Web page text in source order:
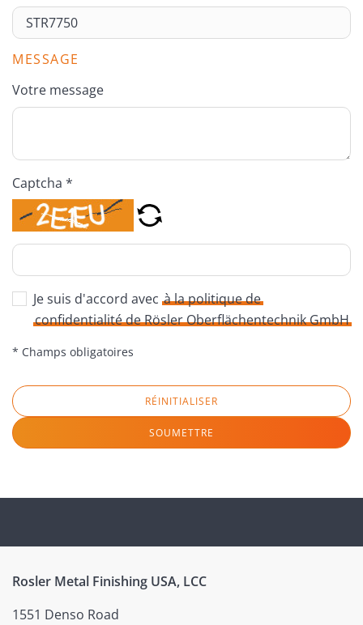
MESSAGE
Votre message
Captcha *
Je suis d'accord avec à la politique de
confidentialité de Rösler Oberflächentechnik GmbH
* Champs obligatoires
RÉINITIALISER
SOUMETTRE
Rosler Metal Finishing USA, LCC
1551 Denso Road